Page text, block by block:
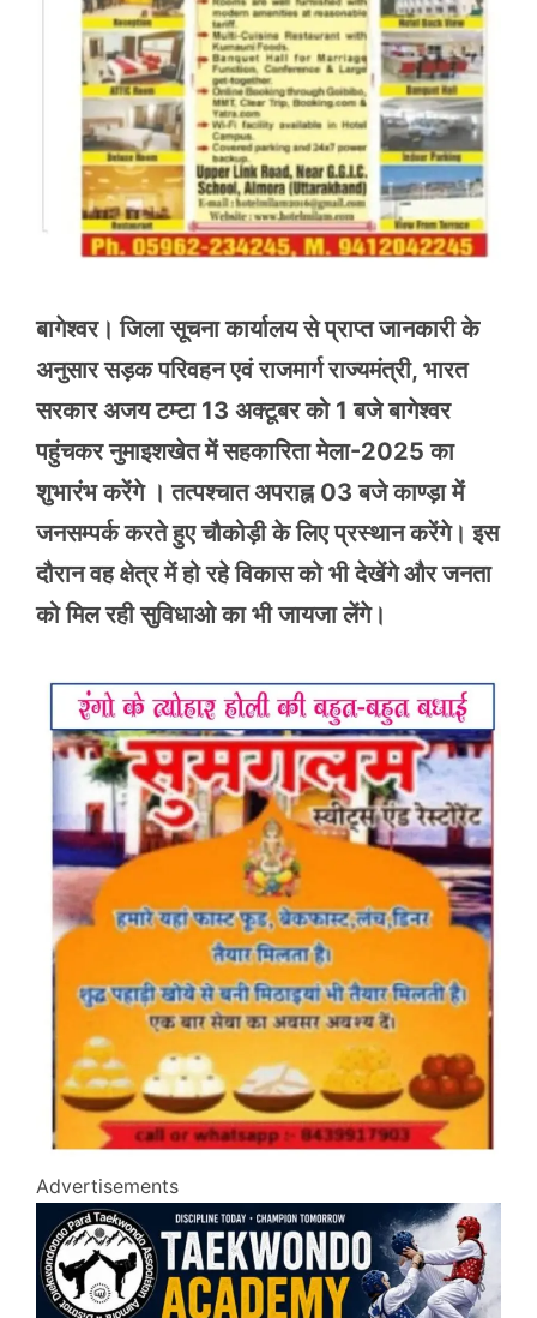
बागेश्वर। जिला सूचना कार्यालय से प्राप्त जानकारी के
अनुसार सड़क परिवहन एवं राजमार्ग राज्यमंत्री, भारत
सरकार अजय टम्टा 13 अक्टूबर को 1 बजे बागेश्वर
पहुंचकर नुमाइशखेत में सहकारिता मेला-2025 का
शुभारंभ करेंगे । तत्पश्चात अपराह्न 03 बजे काण्ड़ा में
जनसम्पर्क करते हुए चौकोड़ी के लिए प्रस्थान करेंगे। इस
दौरान वह क्षेत्र में हो रहे विकास को भी देखेंगे और जनता
को मिल रही सुविधाओ का भी जायजा लेंगे।
Advertisements